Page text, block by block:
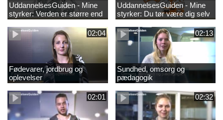
UddannelsesGuiden - Mine
styrker: Verden er større end
dig og du bidrager til den
UddannelsesGuiden - Mine
styrker: Du tør være dig selv
02:04
Fødevarer, jordbrug og
oplevelser
02:13
Sundhed, omsorg og
pædagogik
02:01 02:32